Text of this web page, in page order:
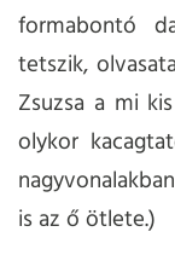
formabontó
tetszik,
Zsuzsa a mi
olykor
is az ő ötlete.)